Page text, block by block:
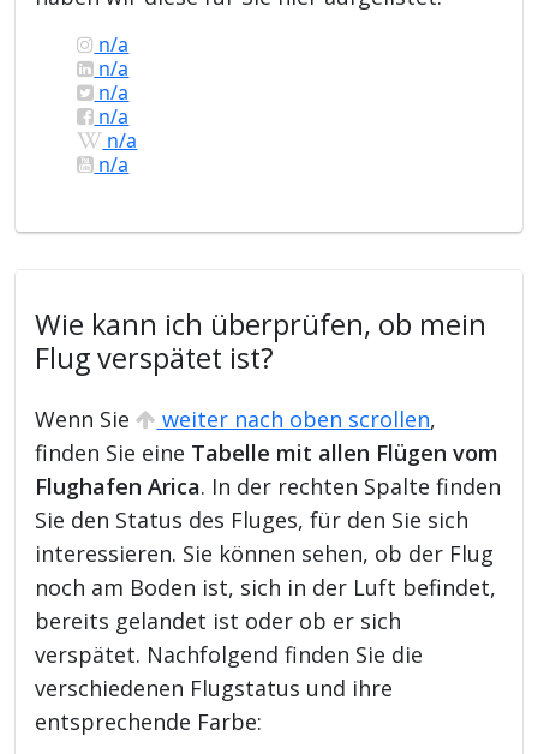
n/a
n/a
n/a
n/a
n/a
n/a
Wie kann ich überprüfen, ob mein
Flug verspätet ist?
Wenn Sie weiter nach oben scrollen,
finden Sie eine Tabelle mit allen Flügen vom
Flughafen Arica. In der rechten Spalte finden
Sie den Status des Fluges, für den Sie sich
interessieren. Sie können sehen, ob der Flug
noch am Boden ist, sich in der Luft befindet,
bereits gelandet ist oder ob er sich
verspätet. Nachfolgend finden Sie die
verschiedenen Flugstatus und ihre
entsprechende Farbe: